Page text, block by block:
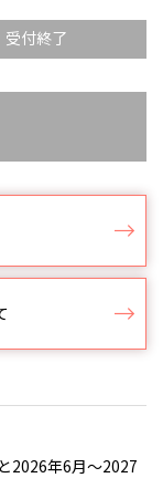
受付終了
2026年6月～2027